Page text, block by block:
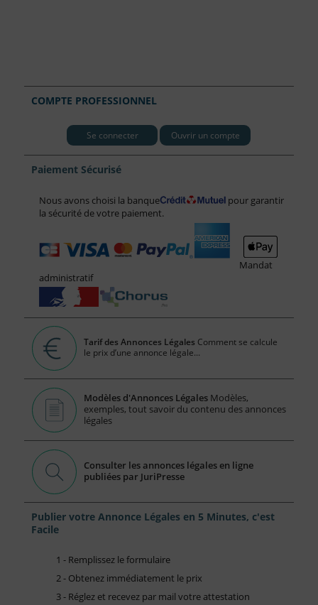
COMPTE PROFESSIONNEL
Se connecter Ouvrir un compte
Paiement Sécurisé
Nous avons choisi la banque
pour garantir
la sécurité de votre paiement.
Mandat
administratif
Tarif des Annonces Légales Comment se calcule
le prix d’une annonce légale...
Modèles d'Annonces Légales Modèles,
exemples, tout savoir du contenu des annonces
légales
Consulter les annonces légales en ligne
publiées par JuriPresse
Publier votre Annonce Légales en 5 Minutes, c'est
Facile
1 - Remplissez le formulaire
2 - Obtenez immédiatement le prix
3 - Réglez et recevez par mail votre attestation